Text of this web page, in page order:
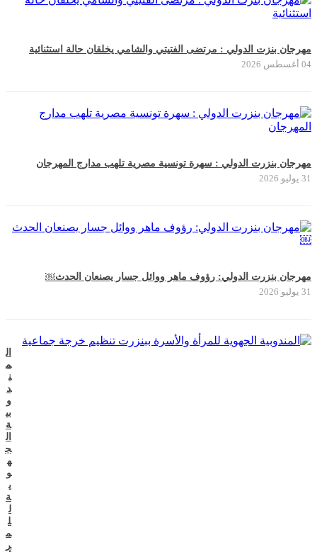
مهرجان بنزت الدولي : مرتضى الفتيتي والشامي يخلقان حالة استثنائية
04 أغسطس 2026
مهرجان بنزرت الدولي : سهرة تونسية مصرية تلهب مدارج المهرجان
31 يوليو 2026
مهرجان بنزرت الدولي: رؤوف ماهر ووائل جسار يصنعان الحدث￼
31 يوليو 2026
ال
م
ن
د
و
بي
ة
ال
ج
ه
و
ي
ة
ل
ل
م
ر